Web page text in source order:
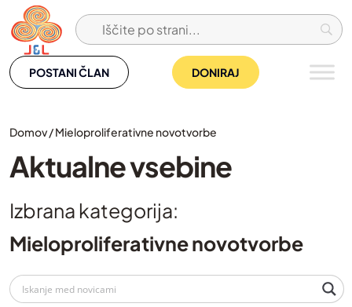
Skip
to
content
POSTANI ČLAN DONIRAJ
Domov/Mieloproliferativne novotvorbe
Aktualne vsebine
Izbrana kategorija:
Mieloproliferativne novotvorbe